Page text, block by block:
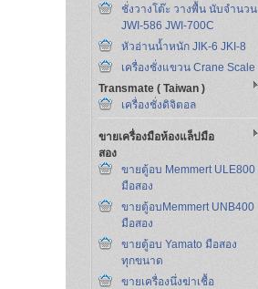
ชั่งวางโต๊ะ วางพื้น นับจำนวน
JWI-586 JWI-700C
หัวอ่านน้ำหนัก JIK-6 JKI-8
เครื่องชั่งแขวน Crane Scale
Transmate ( Taiwan )
เครื่องชั่งดิจิตอล
ขายเครื่องมือห้องแล็ปมือ
สอง
ขายตู้อบ Memmert ULE800
มือสอง
ขายตู้อบMemmert UNB400
มือสอง
ขายตู้อบ Yamato มือสอง
ทุกขนาด
ขายเครื่องนึ่งฆ่าเชื้อ